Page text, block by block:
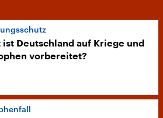
ist Deutschland auf Kriege und
vorbereitet?